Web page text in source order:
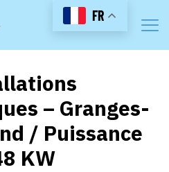
– Granges-
/ Puissance
KW
FR